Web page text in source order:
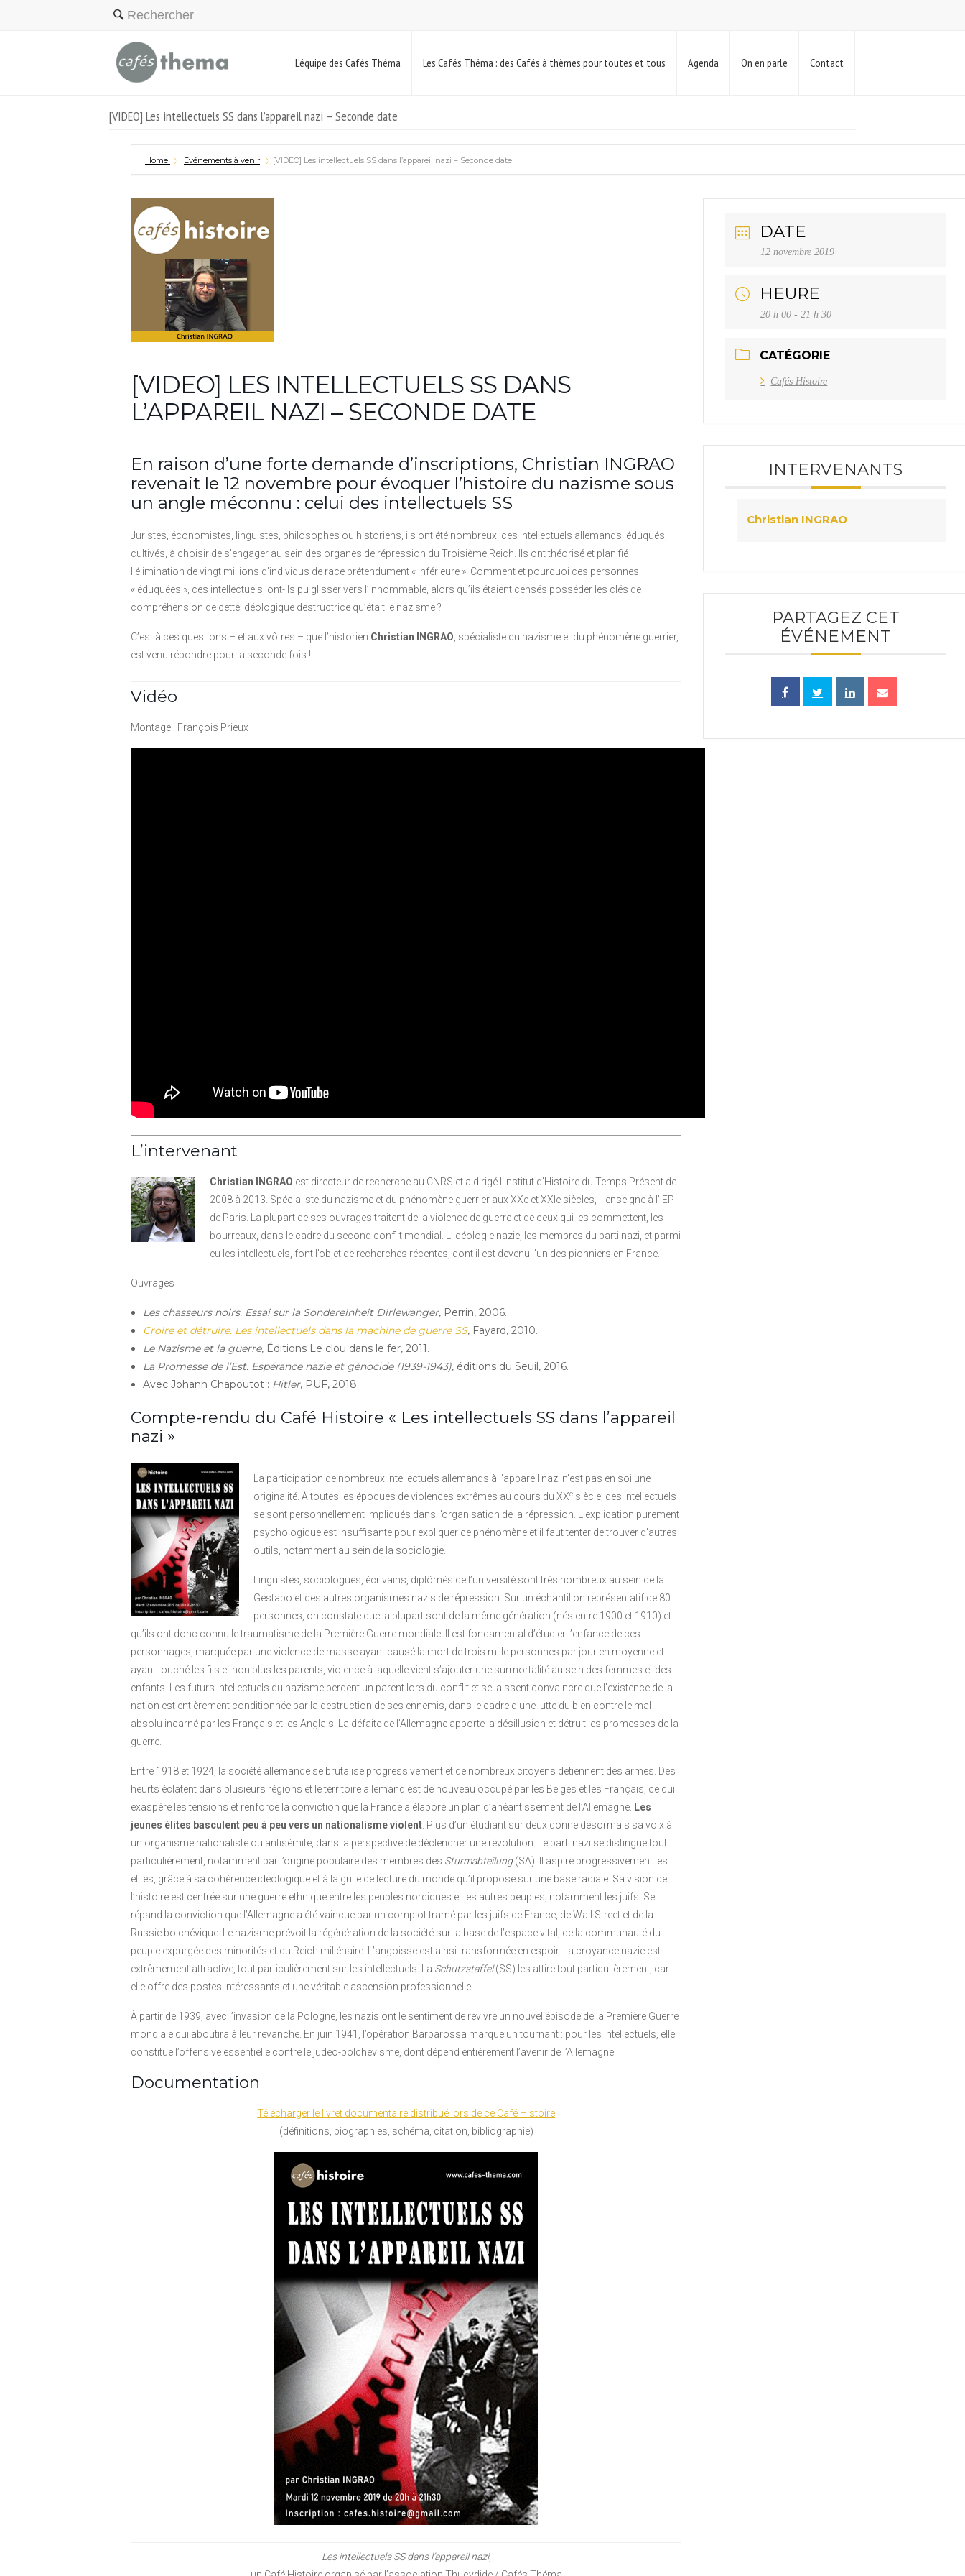
L’équipe des Cafés Théma Les Cafés Théma : des Cafés à thèmes pour toutes et tous Agenda On en parle Contact
[VIDEO] Les intellectuels SS dans l’appareil nazi – Seconde date
Home Evénements à venir [VIDEO] Les intellectuels SS dans l’appareil nazi – Seconde date
[VIDEO] LES INTELLECTUELS SS DANS
L’APPAREIL NAZI – SECONDE DATE
En raison d’une forte demande d’inscriptions, Christian INGRAO
revenait le 12 novembre pour évoquer l’histoire du nazisme sous
un angle méconnu : celui des intellectuels SS
Juristes, économistes, linguistes, philosophes ou historiens, ils ont été nombreux, ces intellectuels allemands, éduqués,
cultivés, à choisir de s’engager au sein des organes de répression du Troisième Reich. Ils ont théorisé et planifié
l’élimination de vingt millions d’individus de race prétendument « inférieure ». Comment et pourquoi ces personnes
« éduquées », ces intellectuels, ont-ils pu glisser vers l’innommable, alors qu’ils étaient censés posséder les clés de
compréhension de cette idéologique destructrice qu’était le nazisme ?
C’est à ces questions – et aux vôtres – que l’historien Christian INGRAO , spécialiste du nazisme et du phénomène guerrier,
est venu répondre pour la seconde fois !
Vidéo
Montage : François Prieux
L’intervenant
Christian INGRAO est directeur de recherche au CNRS et a dirigé l’Institut d’Histoire du Temps Présent de
2008 à 2013. Spécialiste du nazisme et du phénomène guerrier aux XXe et XXIe siècles, il enseigne à l’IEP
de Paris. La plupart de ses ouvrages traitent de la violence de guerre et de ceux qui les commettent, les
bourreaux, dans le cadre du second conflit mondial. L’idéologie nazie, les membres du parti nazi, et parmi
eu les intellectuels, font l’objet de recherches récentes, dont il est devenu l’un des pionniers en France.
Ouvrages
Les chasseurs noirs. Essai sur la Sondereinheit Dirlewanger, Perrin, 2006.
Croire et détruire. Les intellectuels dans la machine de guerre SS, Fayard, 2010.
Le Nazisme et la guerre, Éditions Le clou dans le fer, 2011.
La Promesse de l’Est. Espérance nazie et génocide (1939-1943), éditions du Seuil, 2016.
Avec Johann Chapoutot : Hitler, PUF, 2018.
Compte-rendu du Café Histoire « Les intellectuels SS dans l’appareil
nazi »
La participation de nombreux intellectuels allemands à l’appareil nazi n’est pas en soi une
originalité. À toutes les époques de violences extrêmes au cours du XXe siècle, des intellectuels
se sont personnellement impliqués dans l’organisation de la répression. L’explication purement
psychologique est insuffisante pour expliquer ce phénomène et il faut tenter de trouver d’autres
outils, notamment au sein de la sociologie.
Linguistes, sociologues, écrivains, diplômés de l’université sont très nombreux au sein de la
Gestapo et des autres organismes nazis de répression. Sur un échantillon représentatif de 80
personnes, on constate que la plupart sont de la même génération (nés entre 1900 et 1910) et
qu’ils ont donc connu le traumatisme de la Première Guerre mondiale. Il est fondamental d’étudier l’enfance de ces
personnages, marquée par une violence de masse ayant causé la mort de trois mille personnes par jour en moyenne et
ayant touché les fils et non plus les parents, violence à laquelle vient s’ajouter une surmortalité au sein des femmes et des
enfants. Les futurs intellectuels du nazisme perdent un parent lors du conflit et se laissent convaincre que l’existence de la
nation est entièrement conditionnée par la destruction de ses ennemis, dans le cadre d’une lutte du bien contre le mal
absolu incarné par les Français et les Anglais. La défaite de l’Allemagne apporte la désillusion et détruit les promesses de la
guerre.
Entre 1918 et 1924, la société allemande se brutalise progressivement et de nombreux citoyens détiennent des armes. Des
heurts éclatent dans plusieurs régions et le territoire allemand est de nouveau occupé par les Belges et les Français, ce qui
exaspère les tensions et renforce la conviction que la France a élaboré un plan d’anéantissement de l’Allemagne. Les
jeunes élites basculent peu à peu vers un nationalisme violent . Plus d’un étudiant sur deux donne désormais sa voix à
un organisme nationaliste ou antisémite, dans la perspective de déclencher une révolution. Le parti nazi se distingue tout
particulièrement, notamment par l’origine populaire des membres des Sturmabteilung(SA). Il aspire progressivement les
élites, grâce à sa cohérence idéologique et à la grille de lecture du monde qu’il propose sur une base raciale. Sa vision de
l’histoire est centrée sur une guerre ethnique entre les peuples nordiques et les autres peuples, notamment les juifs. Se
répand la conviction que l’Allemagne a été vaincue par un complot tramé par les juifs de France, de Wall Street et de la
Russie bolchévique. Le nazisme prévoit la régénération de la société sur la base de l’espace vital, de la communauté du
peuple expurgée des minorités et du Reich millénaire. L’angoisse est ainsi transformée en espoir. La croyance nazie est
extrêmement attractive, tout particulièrement sur les intellectuels. La Schutzstaffel(SS) les attire tout particulièrement, car
elle offre des postes intéressants et une véritable ascension professionnelle.
À partir de 1939, avec l’invasion de la Pologne, les nazis ont le sentiment de revivre un nouvel épisode de la Première Guerre
mondiale qui aboutira à leur revanche. En juin 1941, l’opération Barbarossa marque un tournant : pour les intellectuels, elle
constitue l’offensive essentielle contre le judéo-bolchévisme, dont dépend entièrement l’avenir de l’Allemagne.
Documentation
Télécharger le livret documentaire distribué lors de ce Café Histoire
(définitions, biographies, schéma, citation, bibliographie)
Les intellectuels SS dans l’appareil nazi,
DATE
12 novembre 2019
HEURE
20 h 00 - 21 h 30
CATÉGORIE
Cafés Histoire
INTERVENANTS
Christian INGRAO
PARTAGEZ CET
ÉVÉNEMENT